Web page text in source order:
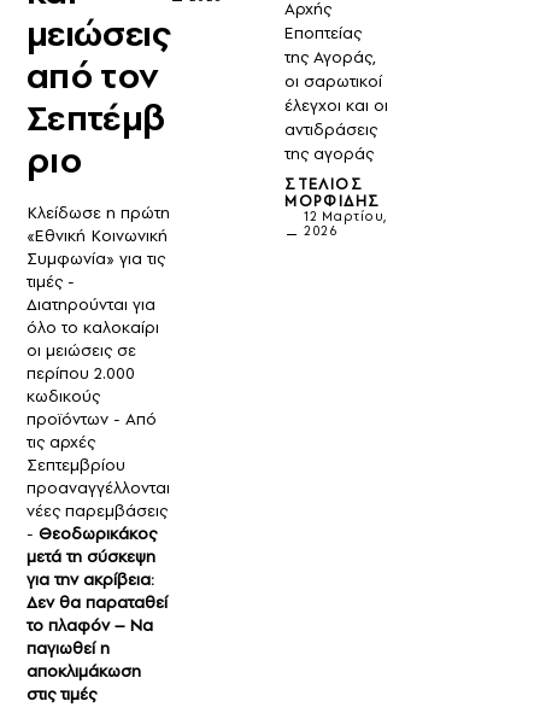
μειώσεις
από τον
Σεπτέμβ
ριο
Κλείδωσε η πρώτη
«Εθνική Κοινωνική
Συμφωνία» για τις
τιμές -
Διατηρούνται για
όλο το καλοκαίρι
οι μειώσεις σε
περίπου 2.000
κωδικούς
προϊόντων - Από
τις αρχές
Σεπτεμβρίου
προαναγγέλλονται
νέες παρεμβάσεις
- Θεοδωρικάκος
μετά τη σύσκεψη
για την ακρίβεια:
Δεν θα παραταθεί
το πλαφόν – Να
παγιωθεί η
αποκλιμάκωση
στις τιμές
Αρχής
Εποπτείας
της Αγοράς,
οι σαρωτικοί
έλεγχοι και οι
αντιδράσεις
της αγοράς
ΣΤΈΛΙΟΣ
ΜΟΡΦΊΔΗΣ
12 Μαρτίου,
2026